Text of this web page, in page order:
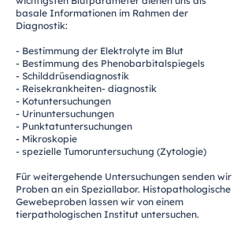
basale Informationen im Rahmen der
Diagnostik:
- Bestimmung der Elektrolyte im Blut
- Bestimmung des Phenobarbitalspiegels
- Schilddrüsendiagnostik
- Reisekrankheiten- diagnostik
- Kotuntersuchungen
- Urinuntersuchungen
- Punktatuntersuchungen
- Mikroskopie
- spezielle Tumoruntersuchung (Zytologie)
Für weitergehende Untersuchungen senden wir
Proben an ein Speziallabor. Histopathologische
Gewebeproben lassen wir von einem
tierpathologischen Institut untersuchen.